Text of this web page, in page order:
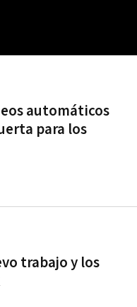
automáticos
para los
trabajo y los